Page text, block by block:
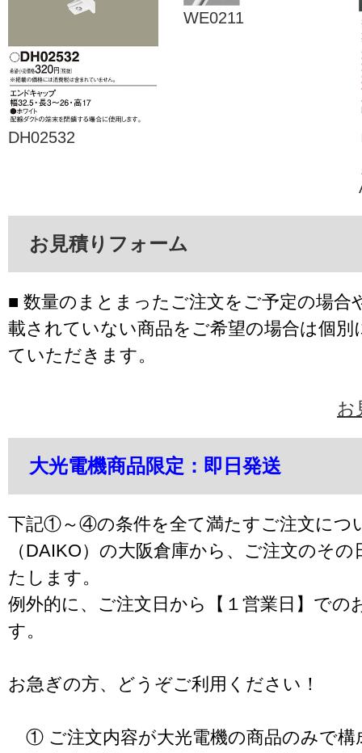
DH02532
WE0211
お見積りフォーム
■ 数量のまとまったご注文をご予定の場合
載されていない商品をご希望の場合は個別
ていただきます。
お
大光電機商品限定：即日発送
下記①～④の条件を全て満たすご注文につ
（DAIKO）の大阪倉庫から、ご注文のそ
たします。
例外的に、ご注文日から【１営業日】での
す。
お急ぎの方、どうぞご利用ください！
① ご注文内容が大光電機の商品のみで構